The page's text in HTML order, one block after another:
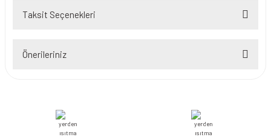
Taksit Seçenekleri
Önerileriniz
iletebilirsiniz.
Görüş ve önerileriniz için teşekkür ederiz.